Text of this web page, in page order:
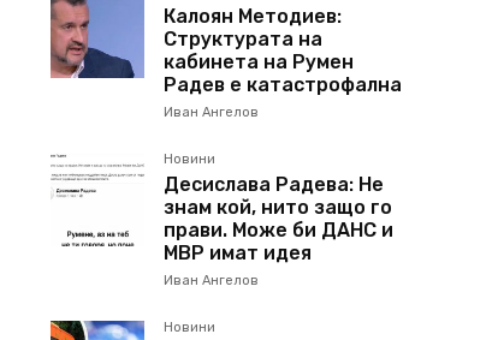
Калоян Методиев:
Структурата на
кабинета на Румен
Радев е катастрофална
Иван Ангелов
Новини
Десислава Радева: Не
знам кой, нито защо го
прави. Може би ДАНС и
МВР имат идея
Иван Ангелов
Новини